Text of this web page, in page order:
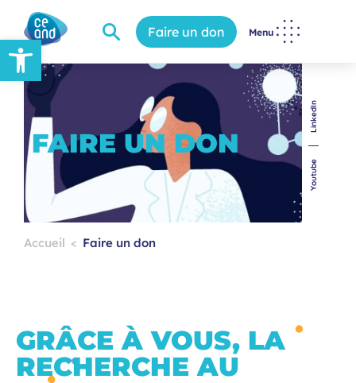
Ouvrir la barre d’outils Faire un don Menu
Youtube
LinkedIn
FAIRE UN DON
Accueil Faire un don
GRÂCE À VOUS, LA
RECHERCHE AU